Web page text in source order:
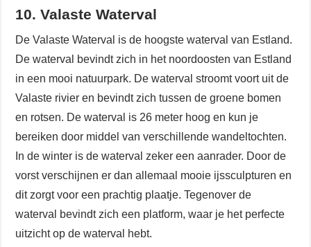
10. Valaste Waterval
De Valaste Waterval is de hoogste waterval van Estland.
De waterval bevindt zich in het noordoosten van Estland
in een mooi natuurpark. De waterval stroomt voort uit de
Valaste rivier en bevindt zich tussen de groene bomen
en rotsen. De waterval is 26 meter hoog en kun je
bereiken door middel van verschillende wandeltochten.
In de winter is de waterval zeker een aanrader. Door de
vorst verschijnen er dan allemaal mooie ijssculpturen en
dit zorgt voor een prachtig plaatje. Tegenover de
waterval bevindt zich een platform, waar je het perfecte
uitzicht op de waterval hebt.